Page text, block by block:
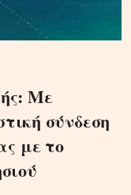
Με
σύνδεση
με το